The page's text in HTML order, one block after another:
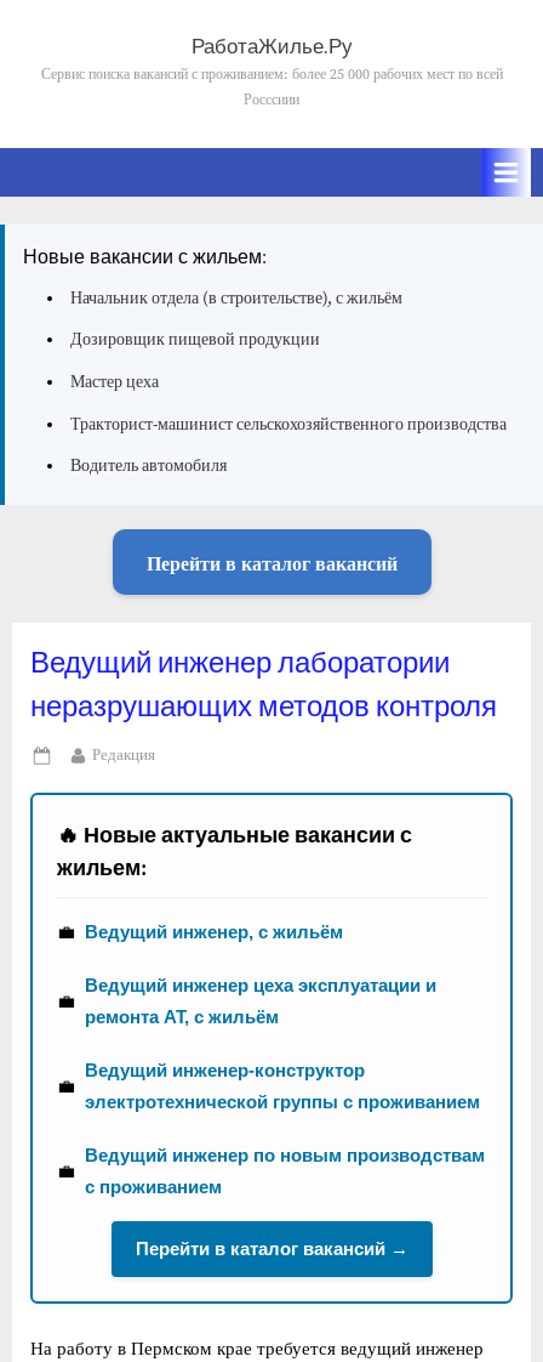
content
РаботаЖилье.Ру
Сервис поиска вакансий с проживанием: более 25 000 рабочих мест по всей
Росссиии
Новые вакансии с жильем:
Начальник отдела (в строительстве), с жильём
Дозировщик пищевой продукции
Мастер цеха
Тракторист-машинист сельскохозяйственного производства
Водитель автомобиля
Перейти в каталог вакансий
Ведущий инженер лаборатории
неразрушающих методов контроля
Posted
on
By
Редакция
🔥 Новые актуальные вакансии с
жильем:
💼 Ведущий инженер, с жильём
💼
Ведущий инженер цеха эксплуатации и
ремонта АТ, с жильём
💼
Ведущий инженер-конструктор
электротехнической группы с проживанием
💼
Ведущий инженер по новым производствам
с проживанием
Перейти в каталог вакансий →
На работу в Пермском крае требуется ведущий инженер